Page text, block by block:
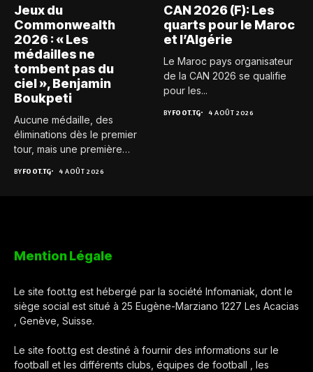
Jeux du
Commonwealth
2026 : « Les
médailles ne
tombent pas du
ciel », Benjamin
Boukpeti
Aucune médaille, des
éliminations dès le premier
tour, mais une première
BYFOOT.TG 4 AOÛT 2026
CAN 2026 (F): Les
quarts pour le Maroc
et l’Algérie
Le Maroc pays organisateur
de la CAN 2026 se qualifie
pour les...
BYFOOT.TG 4 AOÛT 2026
Mention Légale
Le site foot.tg est hébergé par la société Infomaniak, dont le
siège social est situé à 25 Eugène-Marziano 1227 Les Acacias
, Genève, Suisse.
Le site foot.tg est destiné à fournir des informations sur le
football et les différents clubs, équipes de football , les